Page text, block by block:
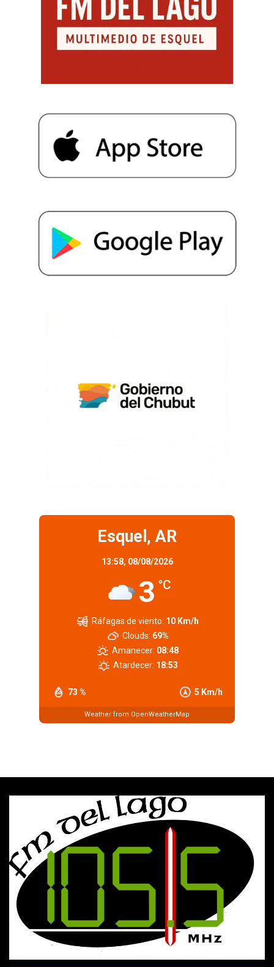
Esquel, AR
13:58, 08/08/2026
3 °C
73 % 5 Km/h
Ráfagas de viento: 10 Km/h
Clouds: 69%
Amanecer: 08:48
Atardecer: 18:53
Weather from OpenWeatherMap